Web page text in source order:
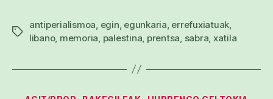
Etiketak
antiperialismoa, egin, egunkaria, errefuxiatuak,
libano, memoria, palestina, prentsa, sabra, xatila